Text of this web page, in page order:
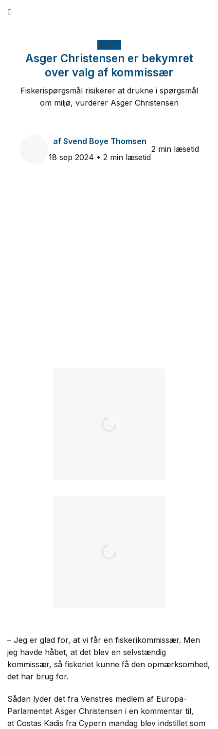
Fiskeri
Asger Christensen er bekymret
over valg af kommissær
Fiskerispørgsmål risikerer at drukne i spørgsmål
om miljø, vurderer Asger Christensen
afSvend Boye Thomsen
18 sep 2024 • 2 min læsetid
2 min læsetid
– Jeg er glad for, at vi får en fiskerikommissær. Men
jeg havde håbet, at det blev en selvstændig
kommissær, så fiskeriet kunne få den opmærksomhed,
det har brug for.
Sådan lyder det fra Venstres medlem af Europa-
Parlamentet Asger Christensen i en kommentar til,
at Costas Kadis fra Cypern mandag blev indstillet som